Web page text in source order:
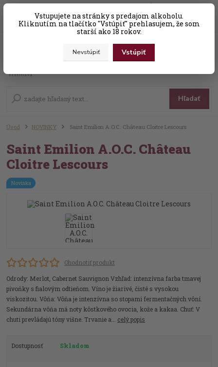
Vstupujete na stránky s predajom alkoholu.
Kliknutím na tlačítko "Vstúpiť" prehlasujem, že som
starší ako 18 rokov.
Nevstúpiť Vstúpiť
Hľadať
+421 (0) 31 56 25 377-8 za0,00 EUR
Úvod NOVINKY Saint Emilion A.O.C. Château Cloitre Lescours
Saint Emilion A.O.C. Château
Cloitre Lescours
Novinka
Ohodnotiť produkt
Odrody: Merlot, Cabernet Sauvignon Vzhľad: intenzívna farba tmavej
pivoňky s fialovým odtieňom. Víno je žiarivé, čisté s vysokou
viskozitou. Vôňa: Vôňa je intenzívna so stopami fermentačných vôní.
Sekundárna vôňa má noty kôstkového ovocia, kože a kakaa. Chuť: V
chuti prevládajú tóny višne. Trvanie a... celý popis
Dostupnosť Skladom